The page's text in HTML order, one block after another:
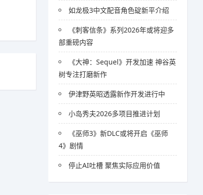
如龙极3中文配音角色碇新平介绍
《刺客信条》系列2026年或将迎多
部重磅内容
《大神：Sequel》开发加速 神谷英
树专注打磨新作
伊津野英昭透露新作开发进行中
小岛秀夫2026多项目推进计划
《巫师3》新DLC或将开启《巫师
4》剧情
停止AI吐槽 聚焦实际应用价值